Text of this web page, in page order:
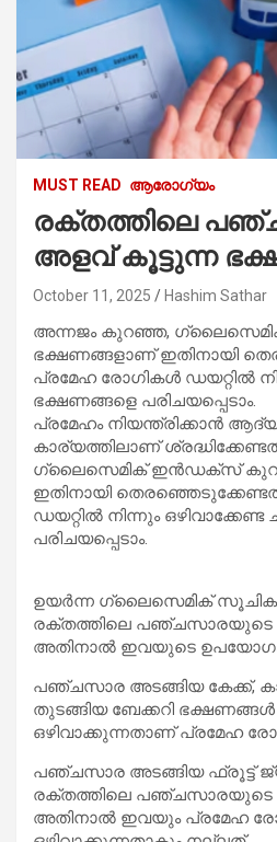
MUST READ ആരോഗ്യം
രക്തത്തിലെ
അളവ് കൂട്ടുന്ന
October 11, 2025 Hashim Sathar
അന്നജം കുറഞ്ഞ,
ഭക്ഷണങ്ങളാണ് ഇതിനായി
പ്രമേഹ രോഗികള്‍ ഡയറ്റില്‍
ഭക്ഷണങ്ങളെ പരിചയപ്പെടാം.
പ്രമേഹം നിയന്ത്രിക്കാന്‍
കാര്യത്തിലാണ്
ഗ്ലൈസെമിക് ഇൻഡക്സ്
ഇതിനായി
ഡയറ്റില്‍ നിന്നും
പരിചയപ്പെടാം.
ഉയര്‍ന്ന ഗ്ലൈസെമിക്
രക്തത്തിലെ പഞ്ചസാരയുടെ
അതിനാല്‍ ഇവയുടെ ഉപയോഗം
പഞ്ചസാര അടങ്ങിയ കേക്ക്,
തുടങ്ങിയ ബേക്കറി ഭക്ഷണങ്ങള്‍
ഒഴിവാക്കുന്നതാണ് പ്രമേഹ
പഞ്ചസാര അടങ്ങിയ
രക്തത്തിലെ പഞ്ചസാരയുടെ
അതിനാല്‍ ഇവയും പ്രമേഹ